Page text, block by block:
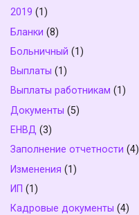
2019 (1)
Бланки (8)
Больничный (1)
Выплаты (1)
Выплаты работникам (1)
Документы (5)
ЕНВД (3)
Заполнение отчетности (4)
Изменения (1)
ИП (1)
Кадровые документы (4)